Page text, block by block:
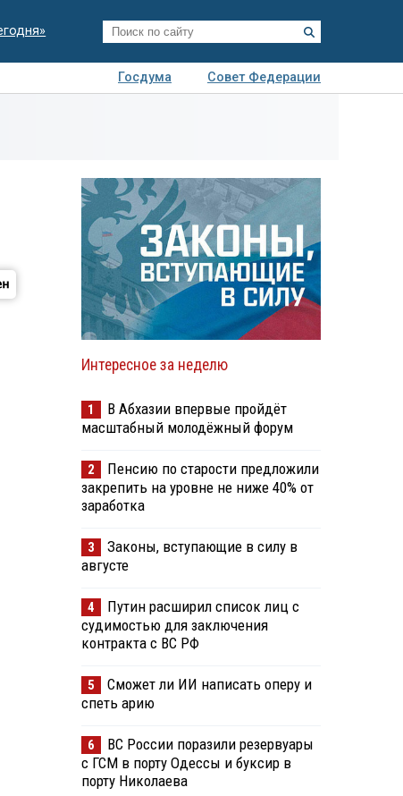
Госдума
Совет Федерации
Интересное за неделю
1
В Абхазии впервые пройдёт
масштабный молодёжный форум
2
Пенсию по старости предложили
закрепить на уровне не ниже 40% от
заработка
3
Законы, вступающие в силу в
августе
4
Путин расширил список лиц с
судимостью для заключения
контракта с ВС РФ
5
Сможет ли ИИ написать оперу и
спеть арию
6
ВС России поразили резервуары
с ГСМ в порту Одессы и буксир в
порту Николаева